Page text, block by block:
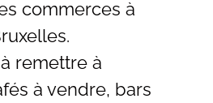
commerces à
remettre à
à vendre, bars